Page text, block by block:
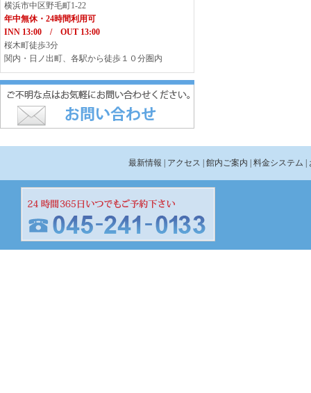
横浜市中区野毛町1-22
年中無休・24時間利用可
INN 13:00 / OUT 13:00
桜木町徒歩3分
関内・日ノ出町、各駅から徒歩１０分圏内
最新情報 | アクセス | 館内ご案内 | 料金システム